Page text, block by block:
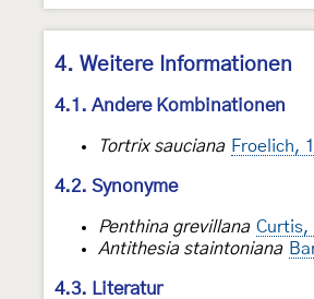
4. Weitere Informationen
4.1. Andere Kombinationen
Tortrix sauciana Froelich,
4.2. Synonyme
Penthina grevillana Curtis,
Antithesia staintoniana
4.3. Literatur